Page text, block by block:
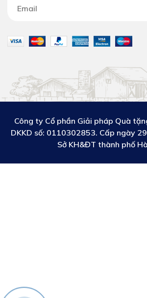
Công ty Cổ phần Giải pháp Quà
DKKD số: 0110302853. Cấp ngày
Sở KH&ĐT thành phố